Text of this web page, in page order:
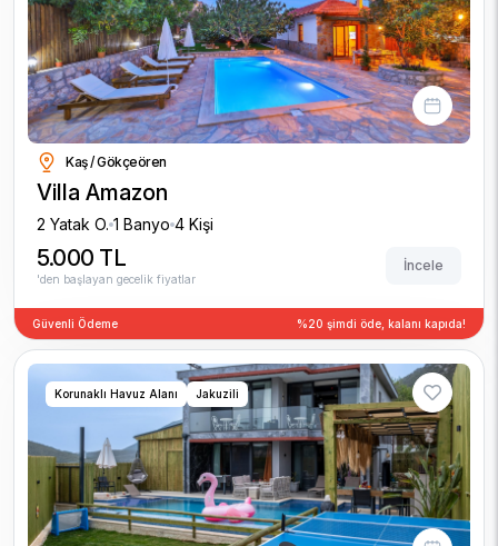
Kaş / Gökçeören
Villa Amazon
2 Yatak O. 1 Banyo 4 Kişi
5.000 TL
'den başlayan gecelik fiyatlar
İncele
Güvenli Ödeme %20 şimdi öde, kalanı kapıda!
Korunaklı Havuz Alanı Jakuzili